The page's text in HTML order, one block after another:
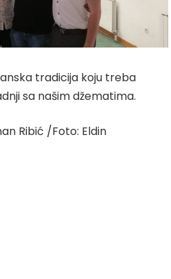
tradicija koju treba
sa našim džematima.
Ribić /Foto: Eldin